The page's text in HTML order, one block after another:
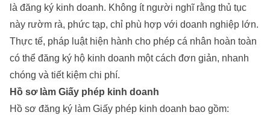
là đăng ký kinh doanh. Không ít người nghĩ rằng thủ tục
này rườm rà, phức tạp, chỉ phù hợp với doanh nghiệp lớn.
Thực tế, pháp luật hiện hành cho phép cá nhân hoàn toàn
có thể đăng ký hộ kinh doanh một cách đơn giản, nhanh
chóng và tiết kiệm chi phí.
Hồ sơ làm Giấy phép kinh doanh
Hồ sơ đăng ký làm Giấy phép kinh doanh bao gồm: